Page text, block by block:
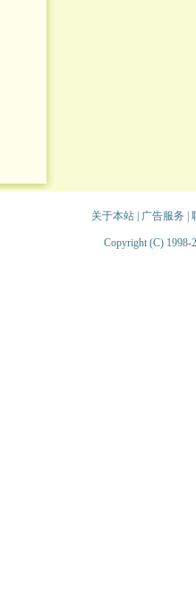
关于本站| 广告服务
Copyright (C) 1998-